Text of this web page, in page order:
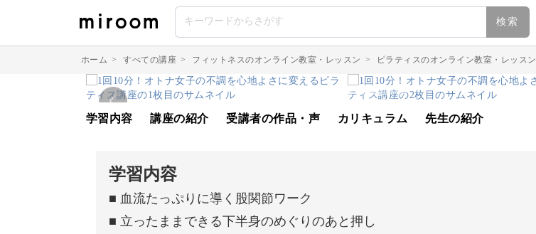
検索
ホーム > すべての講座 > フィットネスのオンライン教室・レッスン > ピラティスのオンライン教室・レッスン
学習内容 講座の紹介 受講者の作品・声 カリキュラム 先生の紹介
学習内容
■ 血流たっぷりに導く股関節ワーク
■ 立ったままできる下半身のめぐりのあと押し